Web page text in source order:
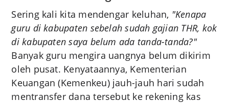
Sering kali kita mendengar keluhan, "Kenapa
guru di kabupaten sebelah sudah gajian THR, kok
di kabupaten saya belum ada tanda-tanda?"
Banyak guru mengira uangnya belum dikirim
oleh pusat. Kenyataannya, Kementerian
Keuangan (Kemenkeu) jauh-jauh hari sudah
mentransfer dana tersebut ke rekening kas